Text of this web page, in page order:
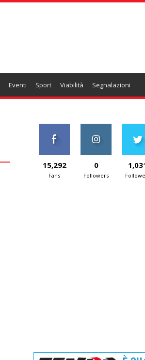
Eventi Sport Viabilità Segnalazioni
15,292
Fans
0
Followers